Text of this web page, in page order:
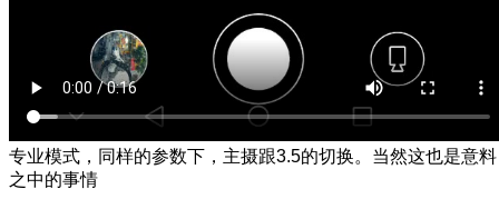
专业模式，同样的参数下，主摄跟3.5的切换。当然这也是意料
之中的事情